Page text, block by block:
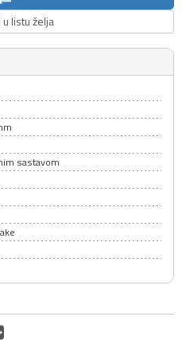
listu želja
sastavom